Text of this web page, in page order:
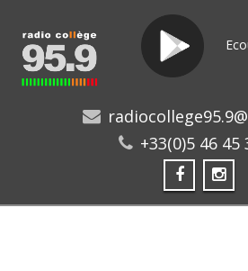
+33(0)5 46 45